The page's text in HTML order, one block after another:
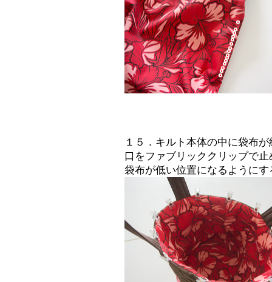
１５．キルト本体の中に袋布
口をファブリッククリップで
袋布が低い位置になるように